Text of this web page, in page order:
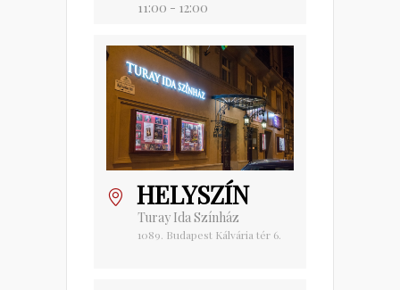
11:00 - 12:00
HELYSZÍN
Turay Ida Színház
1089. Budapest Kálvária tér 6.